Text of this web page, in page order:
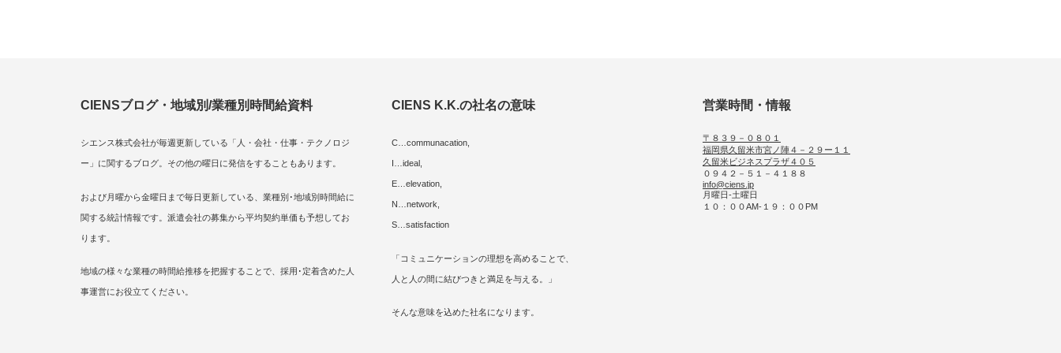
CIENSブログ・地域別/業種別時間給資料
シエンス株式会社が毎週更新している「人・会社・仕事・テクノロジ
ー」に関するブログ。その他の曜日に発信をすることもあります。
および月曜から金曜日まで毎日更新している、業種別･地域別時間給に
関する統計情報です。派遣会社の募集から平均契約単価も予想してお
ります。
地域の様々な業種の時間給推移を把握することで、採用･定着含めた人
事運営にお役立てください。
CIENS K.K.の社名の意味
C…communacation,
I…ideal,
E…elevation,
N…network,
S…satisfaction
「コミュニケーションの理想を高めることで、
人と人の間に結びつきと満足を与える。」
そんな意味を込めた社名になります。
営業時間・情報
〒８３９－０８０１
福岡県久留米市宮ノ陣４－２９ー１１
久留米ビジネスプラザ４０５
０９４２－５１－４１８８
info@ciens.jp
月曜日-土曜日
１０：００AM-１９：００PM